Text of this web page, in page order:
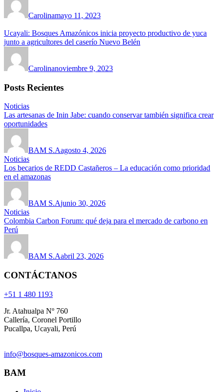
Carolinamayo 11, 2023
Ucayali: Bosques Amazónicos inicia proyecto productivo de yuca
junto a agricultores del caserío Nuevo Belén
Carolinanoviembre 9, 2023
Posts Recientes
Noticias
Las artesanas de Inin Jabe: cuando conservar también significa crear
oportunidades
BAM S.Aagosto 4, 2026
Noticias
Los becarios de REDD Castañeros – La educación como prioridad
en el amazonas
BAM S.Ajunio 30, 2026
Noticias
Colombia Carbon Forum: qué deja para el mercado de carbono en
Perú
BAM S.Aabril 23, 2026
CONTÁCTANOS
+51 1 480 1193
Jr. Atahualpa Nº 760
Callería, Coronel Portillo
Pucallpa, Ucayali, Perú
info@bosques-amazonicos.com
BAM